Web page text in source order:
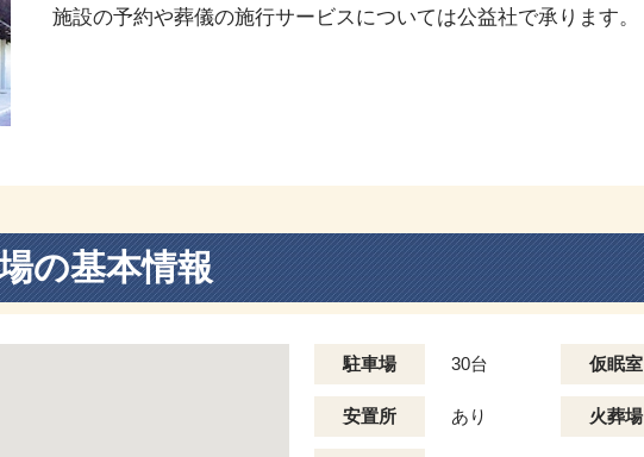
施設の予約や葬儀の施行サービスについては公益社で承ります。
の基本情報
駐車場 30台 仮眠室
安置所 あり 火葬場